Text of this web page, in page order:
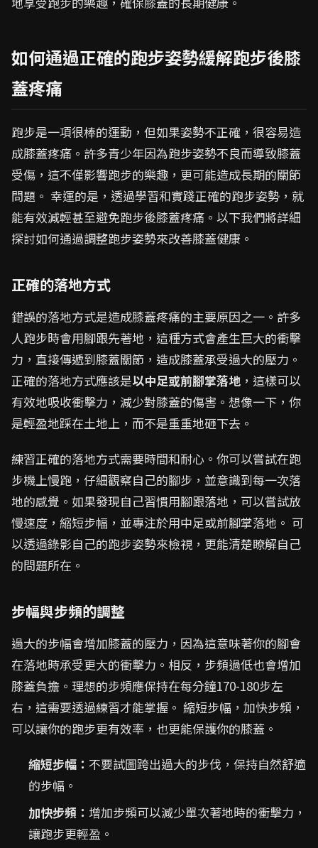
如何通過正確的跑步姿勢緩解跑步後膝
蓋疼痛
跑步是一項很棒的運動，但如果姿勢不正確，很容易造
成膝蓋疼痛。許多青少年因為跑步姿勢不良而導致膝蓋
受傷，這不僅影響跑步的樂趣，更可能造成長期的關節
問題。 幸運的是，透過學習和實踐正確的跑步姿勢，就
能有效減輕甚至避免跑步後膝蓋疼痛。以下我們將詳細
探討如何通過調整跑步姿勢來改善膝蓋健康。
正確的落地方式
錯誤的落地方式是造成膝蓋疼痛的主要原因之一。許多
人跑步時會用腳跟先著地，這種方式會產生巨大的衝擊
力，直接傳遞到膝蓋關節，造成膝蓋承受過大的壓力。
正確的落地方式應該是以中足或前腳掌落地 ，這樣可以
有效地吸收衝擊力，減少對膝蓋的傷害。想像一下，你
是輕盈地踩在土地上，而不是重重地砸下去。
練習正確的落地方式需要時間和耐心。你可以嘗試在跑
步機上慢跑，仔細觀察自己的腳步，並意識到每一次落
地的感覺。如果發現自己習慣用腳跟落地，可以嘗試放
慢速度，縮短步幅，並專注於用中足或前腳掌落地。 可
以透過錄影自己的跑步姿勢來檢視，更能清楚瞭解自己
的問題所在。
步幅與步頻的調整
過大的步幅會增加膝蓋的壓力，因為這意味著你的腳會
在落地時承受更大的衝擊力。相反，步頻過低也會增加
膝蓋負擔。理想的步頻應保持在每分鐘170-180步左
右，這需要透過練習才能掌握。 縮短步幅，加快步頻，
可以讓你的跑步更有效率，也更能保護你的膝蓋。
縮短步幅： 不要試圖跨出過大的步伐，保持自然舒適
的步幅。
加快步頻： 增加步頻可以減少單次著地時的衝擊力，
讓跑步更輕盈。